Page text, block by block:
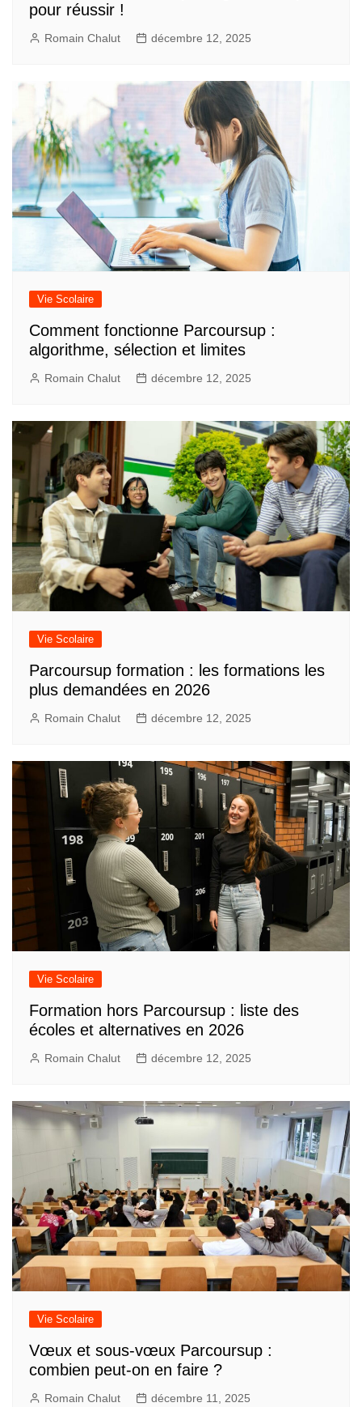
pour réussir !
Romain Chalut décembre 12, 2025
Vie Scolaire
Comment fonctionne Parcoursup :
algorithme, sélection et limites
Romain Chalut décembre 12, 2025
Vie Scolaire
Parcoursup formation : les formations les
plus demandées en 2026
Romain Chalut décembre 12, 2025
Vie Scolaire
Formation hors Parcoursup : liste des
écoles et alternatives en 2026
Romain Chalut décembre 12, 2025
Vie Scolaire
Vœux et sous-vœux Parcoursup :
combien peut-on en faire ?
Romain Chalut décembre 11, 2025